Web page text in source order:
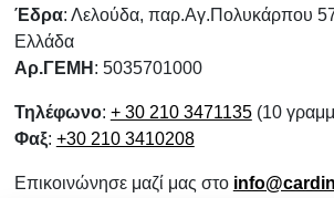
Έδρα: Λελούδα, παρ.Αγ.Πολυκάρπου
Ελλάδα
Αρ.ΓΕΜΗ : 5035701000
Τηλέφωνο: + 30 210 3471135(10
Φαξ: +30 210 3410208
Επικοινώνησε μαζί μας στο